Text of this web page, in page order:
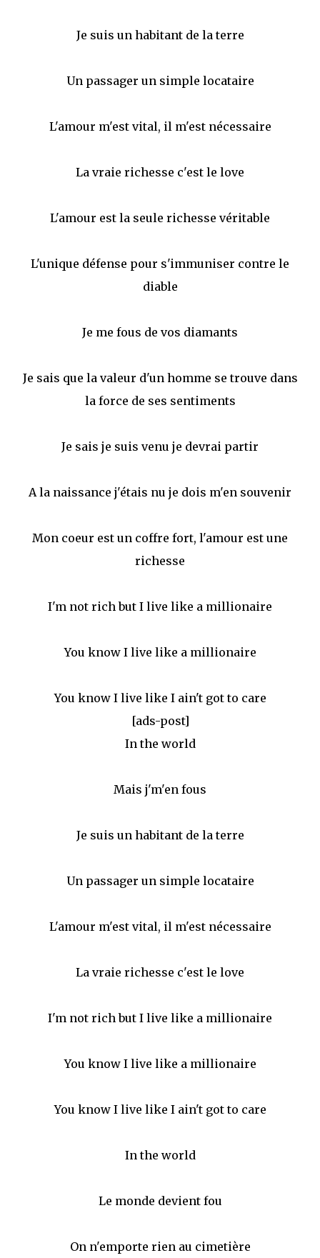
Je suis un habitant de la terre
Un passager un simple locataire
L'amour m'est vital, il m'est nécessaire
La vraie richesse c'est le love
L'amour est la seule richesse véritable
L'unique défense pour s'immuniser contre le
diable
Je me fous de vos diamants
Je sais que la valeur d'un homme se trouve dans
la force de ses sentiments
Je sais je suis venu je devrai partir
A la naissance j'étais nu je dois m'en souvenir
Mon coeur est un coffre fort, l'amour est une
richesse
I'm not rich but I live like a millionaire
You know I live like a millionaire
You know I live like I ain't got to care
[ads-post]
In the world
Mais j'm'en fous
Je suis un habitant de la terre
Un passager un simple locataire
L'amour m'est vital, il m'est nécessaire
La vraie richesse c'est le love
I'm not rich but I live like a millionaire
You know I live like a millionaire
You know I live like I ain't got to care
In the world
Le monde devient fou
On n'emporte rien au cimetière